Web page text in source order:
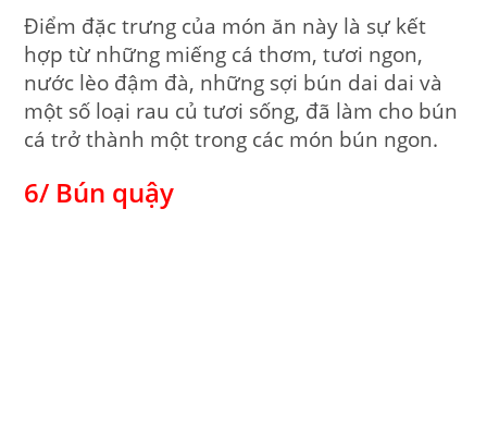
Điểm đặc trưng của món ăn này là sự kết
hợp từ những miếng cá thơm, tươi ngon,
nước lèo đậm đà, những sợi bún dai dai và
một số loại rau củ tươi sống, đã làm cho bún
cá trở thành một trong các món bún ngon.
6/ Bún quậy